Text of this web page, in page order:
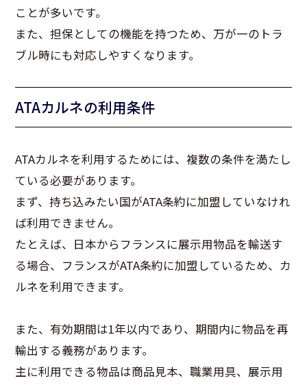
ことが多いです。
また、担保としての機能を持つため、万が一のトラ
ブル時にも対応しやすくなります。
ATAカルネの利用条件
ATAカルネを利用するためには、複数の条件を満たし
ている必要があります。
まず、持ち込みたい国がATA条約に加盟していなけれ
ば利用できません。
たとえば、日本からフランスに展示用物品を輸送す
る場合、フランスがATA条約に加盟しているため、カ
ルネを利用できます。
また、有効期間は1年以内であり、期間内に物品を再
輸出する義務があります。
主に利用できる物品は商品見本、職業用具、展示用